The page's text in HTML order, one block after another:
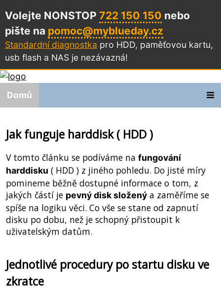
Volejte NONSTOP 722 150 150 nebo
pište na pomoc@myblueday.cz
Standardní diagnostka pro HDD, paměťovou kartu,
usb flash a NAS je nezávazná!
Domů
Jak funguje harddisk ( HDD )
V tomto článku se podíváme na fungování
harddisku ( HDD ) z jiného pohledu. Do jisté míry
pomineme běžně dostupné informace o tom, z
jakých částí je pevný disk složenýa zaměříme se
spíše na logiku věci. Co vše se stane od zapnutí
disku po dobu, než je schopný přistoupit k
uživatelským datům.
Jednotlivé procedury po startu disku ve
zkratce